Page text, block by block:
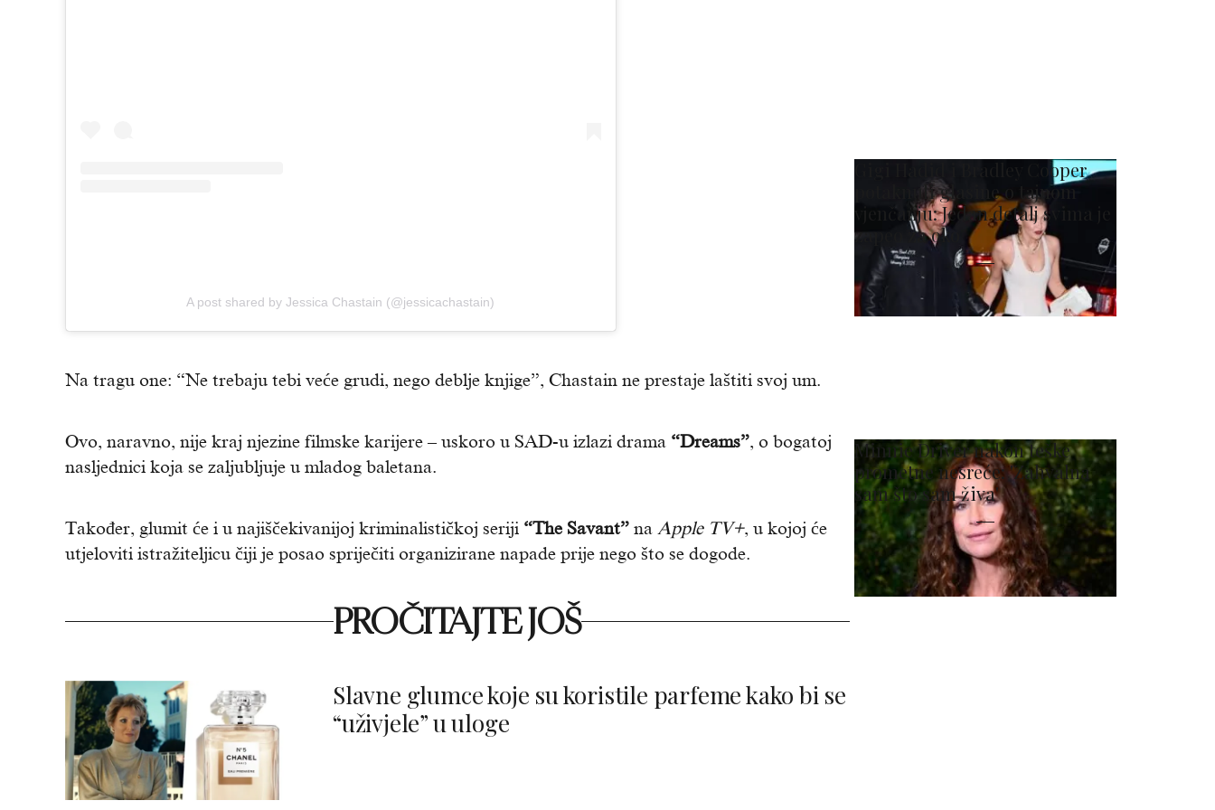
A post shared by Jessica Chastain (@jessicachastain)
Na tragu one: “Ne trebaju tebi veće grudi, nego deblje knjige”, Chastain ne prestaje laštiti svoj um.
Ovo, naravno, nije kraj njezine filmske karijere – uskoro u SAD-u izlazi drama “Dreams”, o bogatoj
nasljednici koja se zaljubljuje u mladog baletana.
Također, glumit će i u najiščekivanijoj kriminalističkoj seriji “The Savant” na Apple TV+, u kojoj će
utjeloviti istražiteljicu čiji je posao spriječiti organizirane napade prije nego što se dogode.
PROČITAJTE JOŠ
Slavne glumce koje su koristile parfeme kako bi se
“uživjele” u uloge
Gigi Hadid i Bradley Cooper
potaknuli glasine o tajnom
vjenčanju: Jedan detalj svima je
zapeo za oko
Minnie Driver nakon teške
prometne nesreće: 'Zahvalna
sam što sam živa'